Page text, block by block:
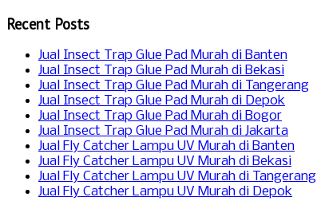
Recent Posts
Jual Insect Trap Glue Pad Murah di Banten
Jual Insect Trap Glue Pad Murah di Bekasi
Jual Insect Trap Glue Pad Murah di Tangerang
Jual Insect Trap Glue Pad Murah di Depok
Jual Insect Trap Glue Pad Murah di Bogor
Jual Insect Trap Glue Pad Murah di Jakarta
Jual Fly Catcher Lampu UV Murah di Banten
Jual Fly Catcher Lampu UV Murah di Bekasi
Jual Fly Catcher Lampu UV Murah di Tangerang
Jual Fly Catcher Lampu UV Murah di Depok